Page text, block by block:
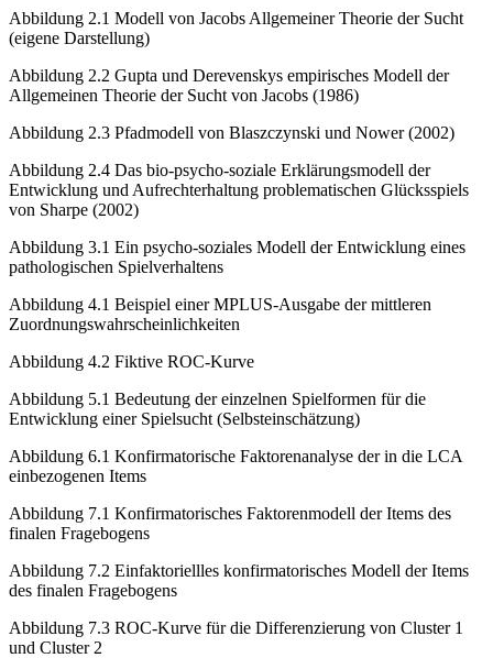
Abbildung 2.1 Modell von Jacobs Allgemeiner Theorie der Sucht
(eigene Darstellung)
Abbildung 2.2 Gupta und Derevenskys empirisches Modell der
Allgemeinen Theorie der Sucht von Jacobs (1986)
Abbildung 2.3 Pfadmodell von Blaszczynski und Nower (2002)
Abbildung 2.4 Das bio-psycho-soziale Erklärungsmodell der
Entwicklung und Aufrechterhaltung problematischen Glücksspiels
von Sharpe (2002)
Abbildung 3.1 Ein psycho-soziales Modell der Entwicklung eines
pathologischen Spielverhaltens
Abbildung 4.1 Beispiel einer MPLUS-Ausgabe der mittleren
Zuordnungswahrscheinlichkeiten
Abbildung 4.2 Fiktive ROC-Kurve
Abbildung 5.1 Bedeutung der einzelnen Spielformen für die
Entwicklung einer Spielsucht (Selbsteinschätzung)
Abbildung 6.1 Konfirmatorische Faktorenanalyse der in die LCA
einbezogenen Items
Abbildung 7.1 Konfirmatorisches Faktorenmodell der Items des
finalen Fragebogens
Abbildung 7.2 Einfaktoriellles konfirmatorisches Modell der Items
des finalen Fragebogens
Abbildung 7.3 ROC-Kurve für die Differenzierung von Cluster 1
und Cluster 2